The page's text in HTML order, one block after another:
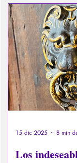
Psicopatología
Derechos
Filosofando
Filosofía
Los
15 dic 2025 8 min